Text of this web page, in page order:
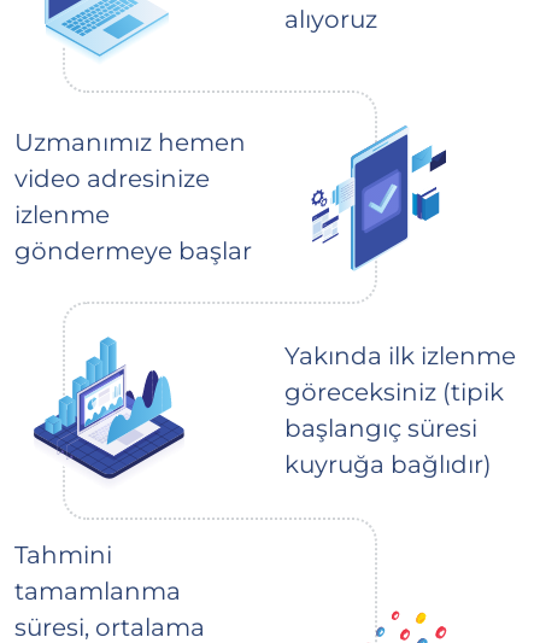
alıyoruz
Uzmanımız hemen
video adresinize
izlenme
göndermeye başlar
Yakında ilk izlenme
göreceksiniz (tipik
başlangıç süresi
kuyruğa bağlıdır)
Tahmini
tamamlanma
süresi, ortalama